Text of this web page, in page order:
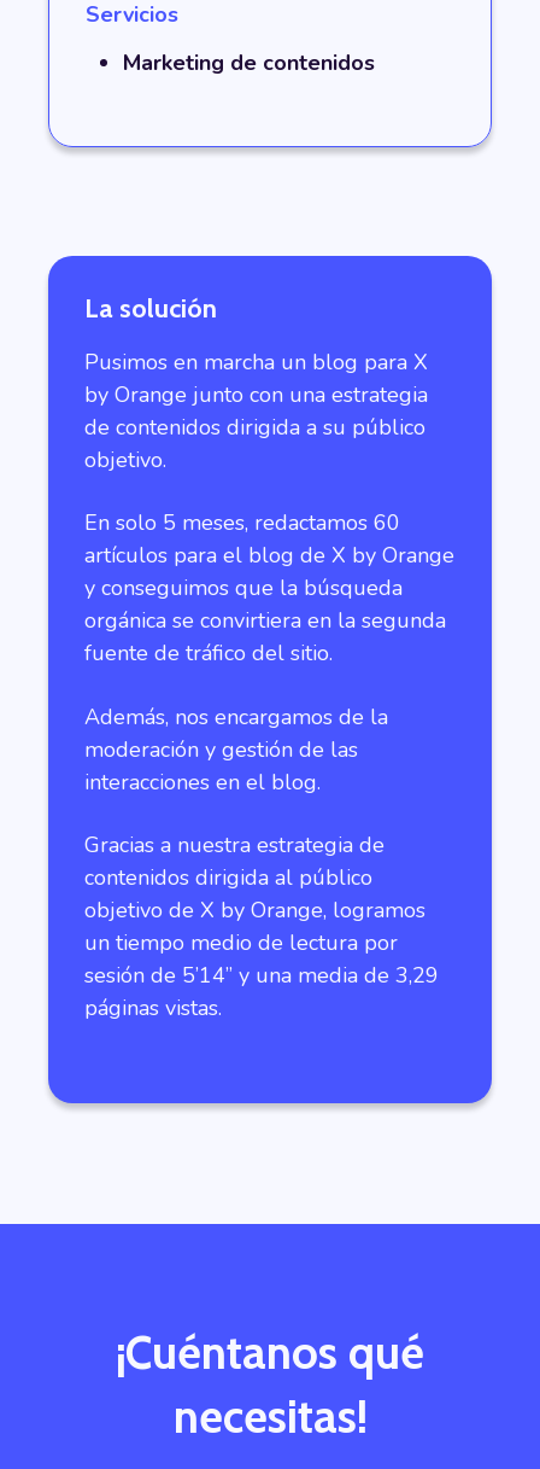
Servicios
Marketing de contenidos
La solución
Pusimos en marcha un blog para X
by Orange junto con una estrategia
de contenidos dirigida a su público
objetivo.
En solo 5 meses, redactamos 60
artículos para el blog de X by Orange
y conseguimos que la búsqueda
orgánica se convirtiera en la segunda
fuente de tráfico del sitio.
Además, nos encargamos de la
moderación y gestión de las
interacciones en el blog.
Gracias a nuestra estrategia de
contenidos dirigida al público
objetivo de X by Orange, logramos
un tiempo medio de lectura por
sesión de 5’14’’ y una media de 3,29
páginas vistas.
¡Cuéntanos qué
necesitas!